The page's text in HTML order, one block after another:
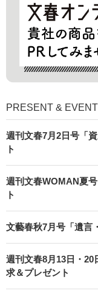
PRESENT & EVENT
週刊文春7月2日号「
ト
週刊文春WOMAN夏
ト
文藝春秋7月号「遺言
週刊文春8月13日・
求＆プレゼント